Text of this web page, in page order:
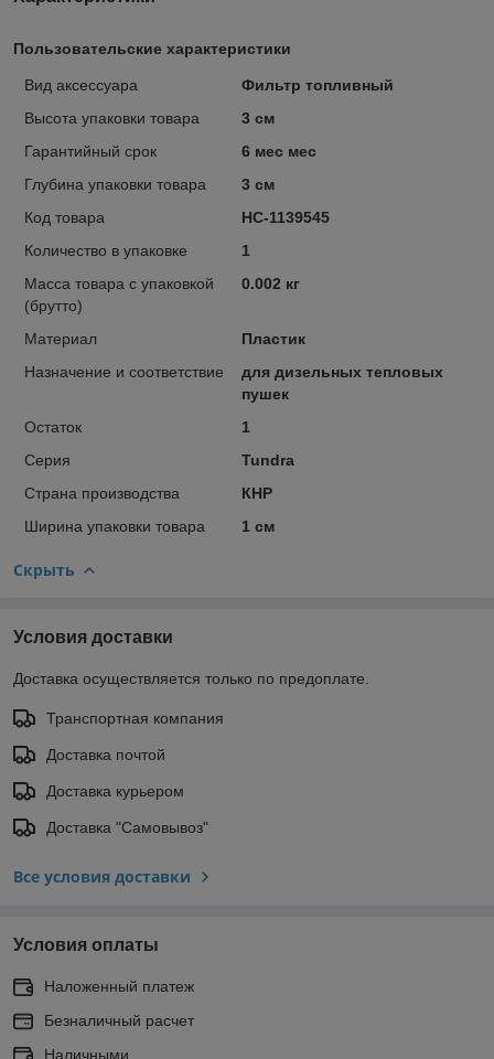
Пользовательские характеристики
Вид аксессуара
Фильтр топливный
Высота упаковки товара
3 см
Гарантийный срок
6 мес мес
Глубина упаковки товара
3 см
Код товара
НС-1139545
Количество в упаковке
1
Масса товара с упаковкой
(брутто)
0.002 кг
Материал
Пластик
Назначение и соответствие
для дизельных тепловых
пушек
Остаток
1
Серия
Tundra
Страна производства
КНР
Ширина упаковки товара
1 см
Скрыть
Условия доставки
Доставка осуществляется только по предоплате.
Транспортная компания
Доставка почтой
Доставка курьером
Доставка "Самовывоз"
Все условия доставки
Условия оплаты
Наложенный платеж
Безналичный расчет
Наличными